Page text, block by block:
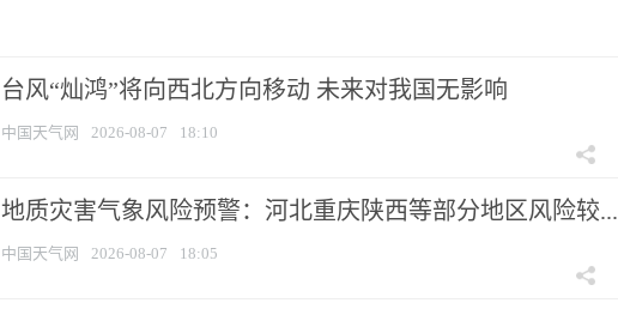
台风“灿鸿”将向西北方向移动 未来对我国无影响
中国天气网 2026-08-07 18:10
地质灾害气象风险预警：河北重庆陕西等部分地区风险较...
中国天气网 2026-08-07 18:05